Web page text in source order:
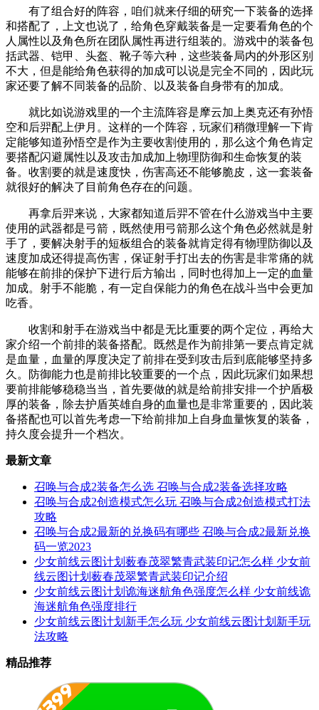
有了组合好的阵容，咱们就来仔细的研究一下装备的选择
和搭配了，上文也说了，给角色穿戴装备是一定要看角色的个
人属性以及角色所在团队属性再进行组装的。游戏中的装备包
括武器、铠甲、头盔、靴子等六种，这些装备局内的外形区别
不大，但是能给角色获得的加成可以说是完全不同的，因此玩
家还要了解不同装备的品阶、以及装备自身带有的加成。
就比如说游戏里的一个主流阵容是摩云加上奥克还有孙悟
空和后羿配上伊月。这样的一个阵容，玩家们稍微理解一下肯
定能够知道孙悟空是作为主要收割使用的，那么这个角色肯定
要搭配闪避属性以及攻击加成加上物理防御和生命恢复的装
备。收割要的就是速度快，伤害高还不能够脆皮，这一套装备
就很好的解决了目前角色存在的问题。
再拿后羿来说，大家都知道后羿不管在什么游戏当中主要
使用的武器都是弓箭，既然使用弓箭那么这个角色必然就是射
手了，要解决射手的短板组合的装备就肯定得有物理防御以及
速度加成还得提高伤害，保证射手打出去的伤害是非常痛的就
能够在前排的保护下进行后方输出，同时也得加上一定的血量
加成。射手不能脆，有一定自保能力的角色在战斗当中会更加
吃香。
收割和射手在游戏当中都是无比重要的两个定位，再给大
家介绍一个前排的装备搭配。既然是作为前排第一要点肯定就
是血量，血量的厚度决定了前排在受到攻击后到底能够坚持多
久。防御能力也是前排比较重要的一个点，因此玩家们如果想
要前排能够稳稳当当，首先要做的就是给前排安排一个护盾极
厚的装备，除去护盾英雄自身的血量也是非常重要的，因此装
备搭配也可以首先考虑一下给前排加上自身血量恢复的装备，
持久度会提升一个档次。
最新文章
召唤与合成2装备怎么选 召唤与合成2装备选择攻略
召唤与合成2创造模式怎么玩 召唤与合成2创造模式打法
攻略
召唤与合成2最新的兑换码有哪些 召唤与合成2最新兑换
码一览2023
少女前线云图计划薮春茂翠繁青武装印记怎么样 少女前
线云图计划薮春茂翠繁青武装印记介绍
少女前线云图计划诡海迷航角色强度怎么样 少女前线诡
海迷航角色强度排行
少女前线云图计划新手怎么玩 少女前线云图计划新手玩
法攻略
精品推荐